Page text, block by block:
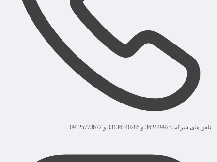
تلفن های شرکت: 36244992 و 03136240285 و 09125773672